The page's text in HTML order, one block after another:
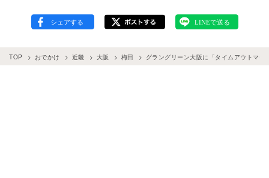
TOP おでかけ 近畿 大阪 梅田 グラングリーン大阪に「タイムアウトマ